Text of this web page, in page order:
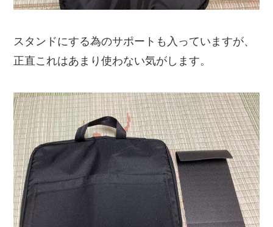
スタンドにする為のサポートも入っていますが、
正直これはあまり使わない気がします。